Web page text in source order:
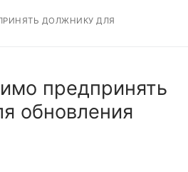
ДОЛЖНИКУ ДЛЯ
предпринять
обновления